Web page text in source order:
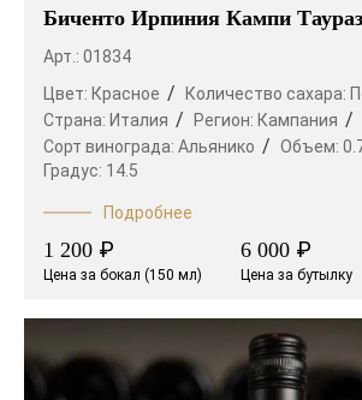
Биченто Ирпиния Кампи
Арт.: 01834
Цвет: Красное Количество сахара:
Страна: Италия Регион: Кампания
Сорт винограда: Альянико Объем:
Градус: 14.5
Подробнее
1 200 ₽
Цена за бокал (150 мл)
6 000 ₽
Цена за бутылку